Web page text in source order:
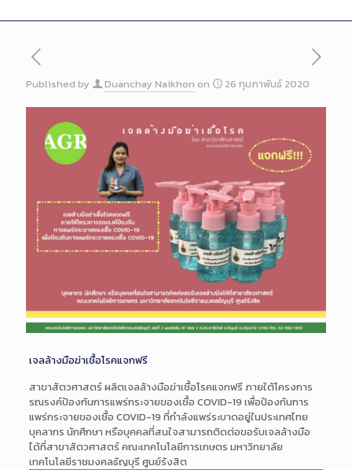
Published by Duanchay Naikhon on 26 กุมภาพันธ์ 2020
เจลล้างมือฆ่าเชื้อโรคแจกฟรี
สาขาสัตวศาสตร์ ผลิตเจลล้างมือฆ่าเชื้อโรคแจกฟรี ภายใต้โครงการ
รณรงค์ป้องกันการแพร่กระจายของเชื้อ COVID-19 เพื่อป้องกันการ
แพร่กระจายของเชื้อ COVID-19 ที่กำลังแพร่ระบาดอยู่ในประเทศไทย
บุคลากร นักศึกษา หรือบุคคลที่สนใจสามารถติดต่อขอรับเจลล้างมือ
ได้ที่สาขาสัตวศาสตร์คณะเทคโนโลยีการเกษตร มหาวิทยาลัย
เทคโนโลยีราชมงคลธัญบุรี ศูนย์รังสิต